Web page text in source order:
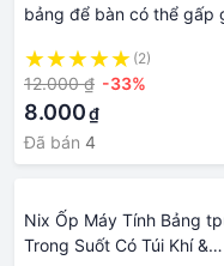
bảng để bàn có thể gấp
hoangnam
(2)
12.000 ₫ -33%
8.000₫
Đã bán 4
Nix Ốp Máy Tính Bảng
Trong Suốt Có Túi Khí &